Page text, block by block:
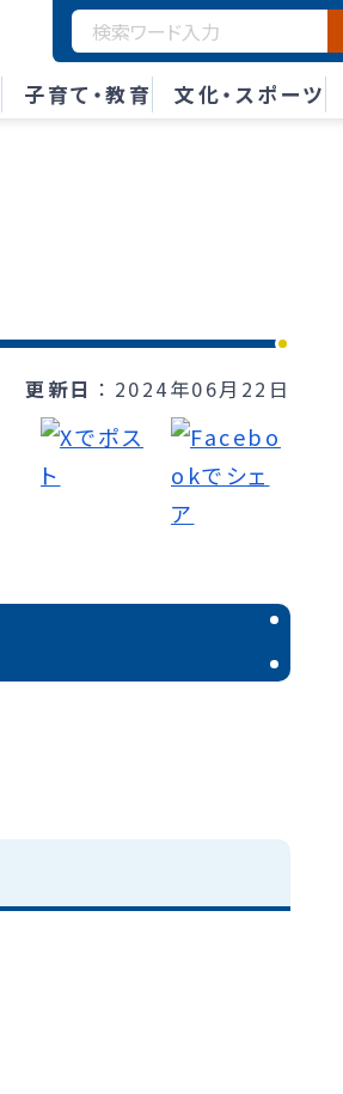
子育て・教育 文化・スポーツ
更新日 2024年06月22日